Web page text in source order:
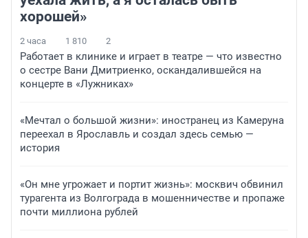
хорошей»
2 часа 1 810 2
Работает в клинике и играет в театре — что известно
о сестре Вани Дмитриенко, оскандалившейся на
концерте в «Лужниках»
«Мечтал о большой жизни»: иностранец из Камеруна
переехал в Ярославль и создал здесь семью —
история
«Он мне угрожает и портит жизнь»: москвич обвинил
турагента из Волгограда в мошенничестве и пропаже
почти миллиона рублей